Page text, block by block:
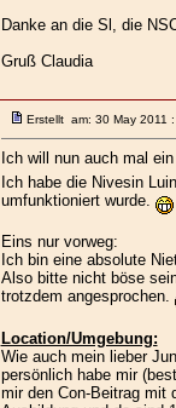
Danke an die Sl, die
Gruß Claudia
Erstellt am: 30 May 2011
Ich will nun auch mal
Ich habe die Nivesin
umfunktioniert wurde.
Eins nur vorweg:
Ich bin eine absolute
Also bitte nicht böse
trotzdem angesprochen.
Location/Umgebung:
Wie auch mein lieber
persönlich habe mir
mir den Con-Beitrag mit